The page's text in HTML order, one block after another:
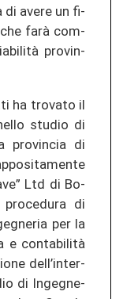
di avere un fi­
farà com­
pro­vin­
ha tro­va­to il
stu­dio di
pro­vin­cia di
Ltd di Bo­
di
per la
e contabilità
dell’in­ter­
di In­geg­ne­